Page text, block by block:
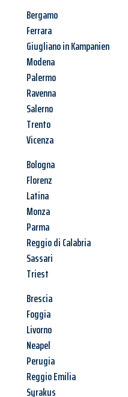
Bergamo
Ferrara
Giugliano in Kampanien
Modena
Palermo
Ravenna
Salerno
Trento
Vicenza
Bologna
Florenz
Latina
Monza
Parma
Reggio di Calabria
Sassari
Triest
Brescia
Foggia
Livorno
Neapel
Perugia
Reggio Emilia
Syrakus